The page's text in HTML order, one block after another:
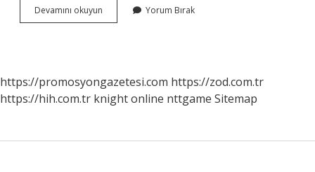
Devamını okuyun
Hastalığı
Yorum Bırak
https://promosyongazetesi.com https://zod.com.tr
https://hih.com.tr knight online nttgame Sitemap